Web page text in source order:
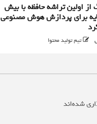
اولین تراشه حافظه با بیش
۴۰۰ لایه برای پردازش هوش مصنوعی
تیم تولید محتوا
شده‌اند